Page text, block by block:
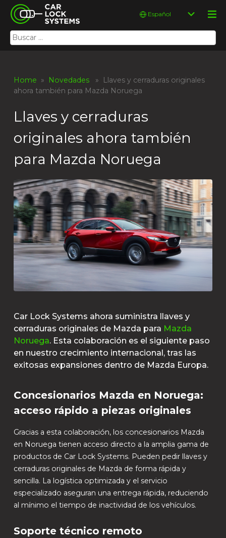
Skip
content
Car Lock Systems
Car Lock Systems
Buscar:
Elegir
idioma
Home » Novedades » Llaves y cerraduras originales
ahora también para Mazda Noruega
Llaves y cerraduras
originales ahora también
para Mazda Noruega
Car Lock Systems ahora suministra llaves y
cerraduras originales de Mazda para Mazda
Noruega. Esta colaboración es el siguiente paso
en nuestro crecimiento internacional, tras las
exitosas expansiones dentro de Mazda Europa.
Concesionarios Mazda en Noruega:
acceso rápido a piezas originales
Gracias a esta colaboración, los concesionarios Mazda
en Noruega tienen acceso directo a la amplia gama de
productos de Car Lock Systems. Pueden pedir llaves y
cerraduras originales de Mazda de forma rápida y
sencilla. La logística optimizada y el servicio
especializado aseguran una entrega rápida, reduciendo
al mínimo el tiempo de inactividad de los vehículos.
Soporte técnico remoto